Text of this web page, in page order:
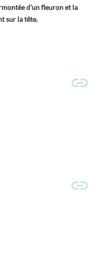
d’un fleuron et la
sur la tête.